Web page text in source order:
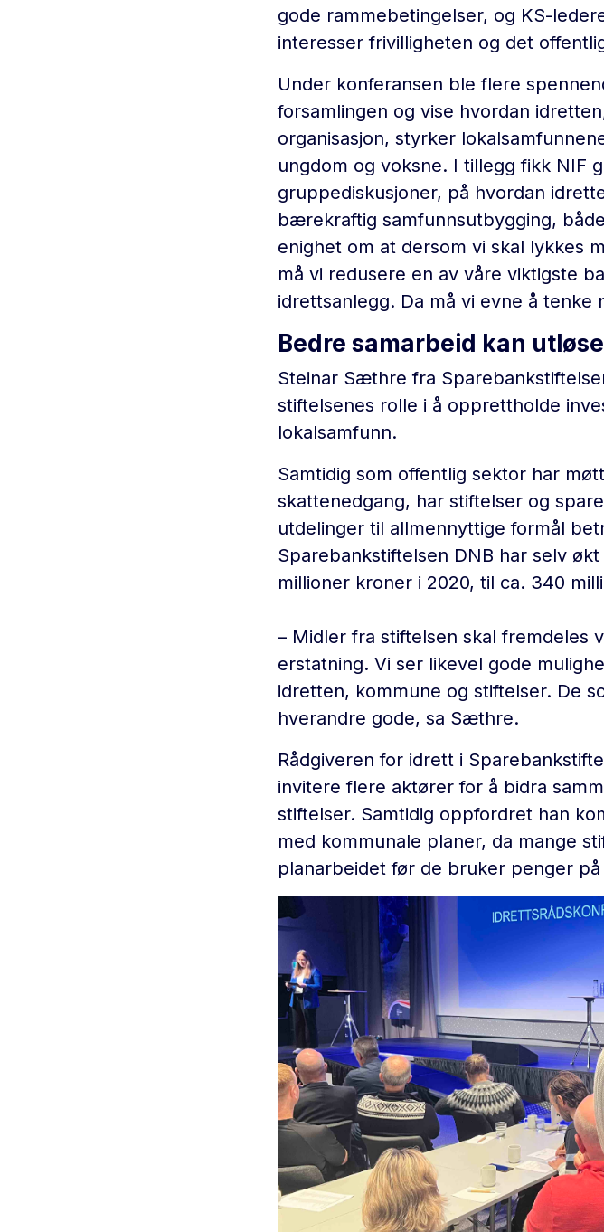
gode rammebetingelser, og KS-
interesser frivilligheten og det
Under konferansen ble flere
forsamlingen og vise hvordan
organisasjon, styrker
ungdom og voksne. I tillegg fikk NIF
gruppediskusjoner, på hvordan
bærekraftig samfunnsutbygging,
enighet om at dersom vi skal lykkes
må vi redusere en av våre viktigste
idrettsanlegg. Da må vi evne å tenke
Bedre samarbeid kan
Steinar Sæthre fra
stiftelsenes rolle i å opprettholde
lokalsamfunn.
Samtidig som offentlig sektor har
skattenedgang, har stiftelser og
utdelinger til allmennyttige formål
Sparebankstiftelsen DNB har selv
millioner kroner i 2020, til ca. 340
– Midler fra stiftelsen skal fremdeles
erstatning. Vi ser likevel gode
idretten, kommune og stiftelser. De
hverandre gode, sa Sæthre.
Rådgiveren for idrett i
invitere flere aktører for å bidra
stiftelser. Samtidig oppfordret han
med kommunale planer, da mange
planarbeidet før de bruker penger